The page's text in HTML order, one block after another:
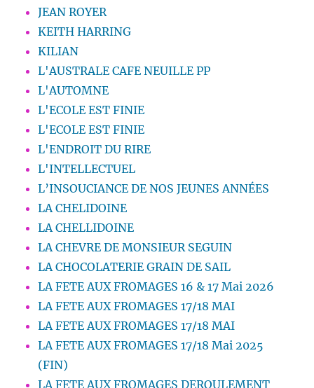
JEAN ROYER
KEITH HARRING
KILIAN
L'AUSTRALE CAFE NEUILLE PP
L'AUTOMNE
L'ECOLE EST FINIE
L'ECOLE EST FINIE
L'ENDROIT DU RIRE
L'INTELLECTUEL
L’INSOUCIANCE DE NOS JEUNES ANNÉES
LA CHELIDOINE
LA CHELLIDOINE
LA CHEVRE DE MONSIEUR SEGUIN
LA CHOCOLATERIE GRAIN DE SAIL
LA FETE AUX FROMAGES 16 & 17 Mai 2026
LA FETE AUX FROMAGES 17/18 MAI
LA FETE AUX FROMAGES 17/18 MAI
LA FETE AUX FROMAGES 17/18 Mai 2025
(FIN)
LA FETE AUX FROMAGES DEROULEMENT